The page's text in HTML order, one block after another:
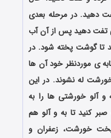
دهید. در مرحله بعدی
‌تفت دهید پس از آن آب
تا گوشت پخته شود. در
ی موردنظر خود آن ها
له نشوند. در این
آلو خورشتی ها را به
کرده و به مدت 30 دقیقه صبر کنید تا به و آلو هم
خورشت، زعفران و